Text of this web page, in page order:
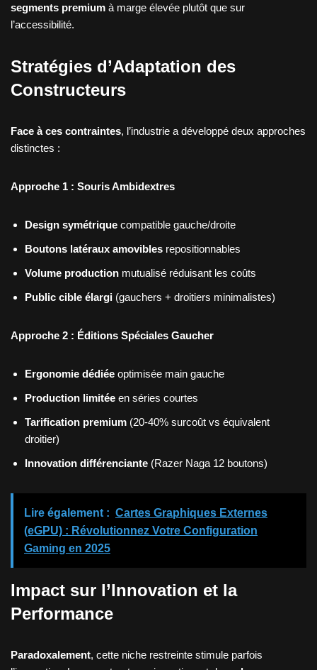
segments premium à marge élevée plutôt que sur
l’accessibilité.
Stratégies d’Adaptation des
Constructeurs
Face à ces contraintes, l’industrie a développé deux approches
distinctes :
Approche 1 : Souris Ambidextres
Design symétrique compatible gauche/droite
Boutons latéraux amovibles repositionnables
Volume production mutualisé réduisant les coûts
Public cible élargi (gauchers + droitiers minimalistes)
Approche 2 : Éditions Spéciales Gaucher
Ergonomie dédiée optimisée main gauche
Production limitée en séries courtes
Tarification premium (20-40% surcoût vs équivalent
droitier)
Innovation différenciante (Razer Naga 12 boutons)
Lire également : Cartes Graphiques Externes
(eGPU) : Révolutionnez Votre Configuration
Gaming en 2025
Impact sur l’Innovation et la
Performance
Paradoxalement, cette niche restreinte stimule parfois